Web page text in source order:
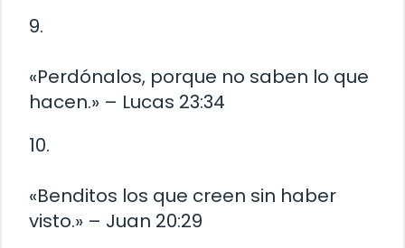
9.
«Perdónalos, porque no saben lo que
hacen.» – Lucas 23:34
10.
«Benditos los que creen sin haber
visto.» – Juan 20:29